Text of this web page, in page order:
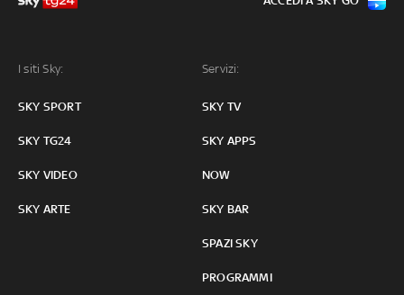
I siti Sky:
SKY SPORT
SKY TG24
SKY VIDEO
SKY ARTE
Servizi:
SKY TV
SKY APPS
NOW
SKY BAR
SPAZI SKY
PROGRAMMI